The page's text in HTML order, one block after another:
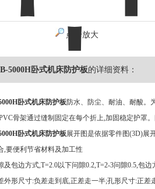
点击放大
5000H卧式机床防护板的详细资料：
卧式机床防护板防水、防尘、耐油、耐酸。
骨架通过缝制固定在每个折上,加固稳定护罩
卧式机床防护板展开图是依据零件图(3D)展
,要便利节省材料及加工性
及包边方式,T=2.0以下问隙0.2,T=2-3问隙0.5,包
外形尺寸:负差走到底,正差走一半;孔形尺寸:正差